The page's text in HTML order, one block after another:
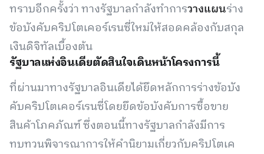
ทราบอีกครั้งว่า ทางรัฐบาลกำลังทำการวางแผนร่าง
ข้อบังคับคริปโตเคอร์เรนซี่ใหม่ให้สอดคล้องกับสกุล
เงินดิจิทัลเบื้องต้น
รัฐบาลแห่งอินเดียตัดสินใจเดินหน้าโครงการนี้
ที่ผ่านมาทางรัฐบาลอินเดียได้ยึดหลักการร่างข้อบัง
คับคริปโตเคอร์เรนซี่โดยยึดข้อบังคับการซื้อขาย
สินค้าโภคภัณฑ์ ซึ่งตอนนี้ทางรัฐบาลกำลังมีการ
ทบทวนพิจารณาการให้คำนิยามเกี่ยวกับคริปโตเค